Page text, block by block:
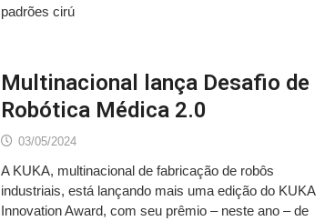
padrões cirú
Multinacional lança Desafio de
Robótica Médica 2.0
03/05/2024
A KUKA, multinacional de fabricação de robôs
industriais, está lançando mais uma edição do KUKA
Innovation Award, com seu prêmio – neste ano – de